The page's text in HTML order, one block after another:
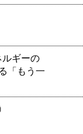
ルギーの
「もう一